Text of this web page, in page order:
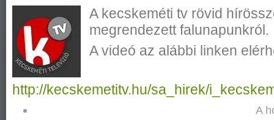
A kecskeméti tv rövid
megrendezett falunapunkról.
A videó az alábbi linken
http://kecskemetitv.hu/sa_hirek/
A